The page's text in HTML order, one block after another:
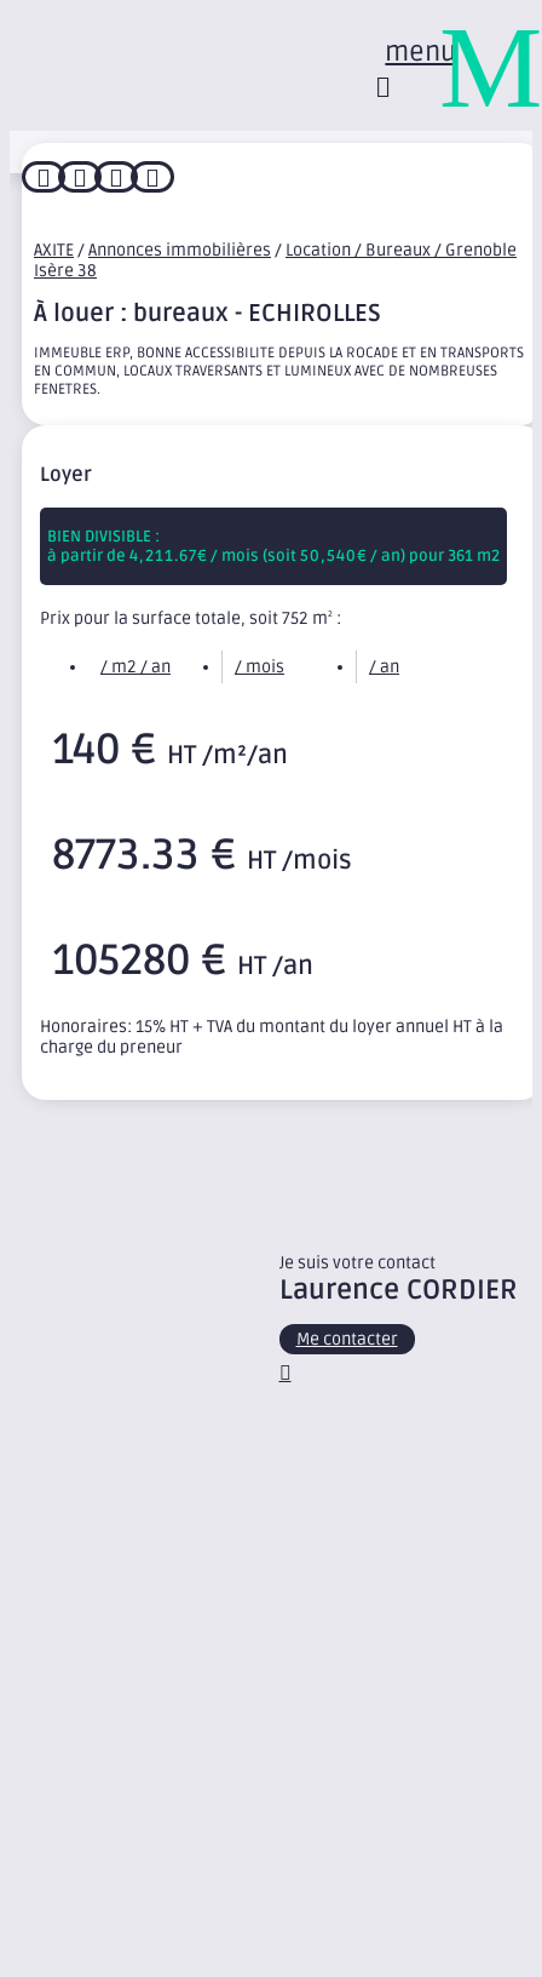
menu
   
AXITE/Annonces immobilières / Location / Bureaux / Grenoble
Isère 38
À louer : bureaux - ECHIROLLES
IMMEUBLE ERP, BONNE ACCESSIBILITE DEPUIS LA ROCADE ET EN TRANSPORTS
EN COMMUN, LOCAUX TRAVERSANTS ET LUMINEUX AVEC DE NOMBREUSES
FENETRES.
Loyer
BIEN DIVISIBLE :
à partir de 4,211.67€ / mois (soit50,540€ / an) pour 361 m2
Prix pour la surface totale, soit 752 m2 :
/ m2 / an / mois / an
140 € HT /m²/an
8773.33 € HT /mois
105280 € HT /an
Honoraires: 15% HT + TVA du montant du loyer annuel HT à la
charge du preneur
Je suis votre contact
Laurence CORDIER
Me contacter
M